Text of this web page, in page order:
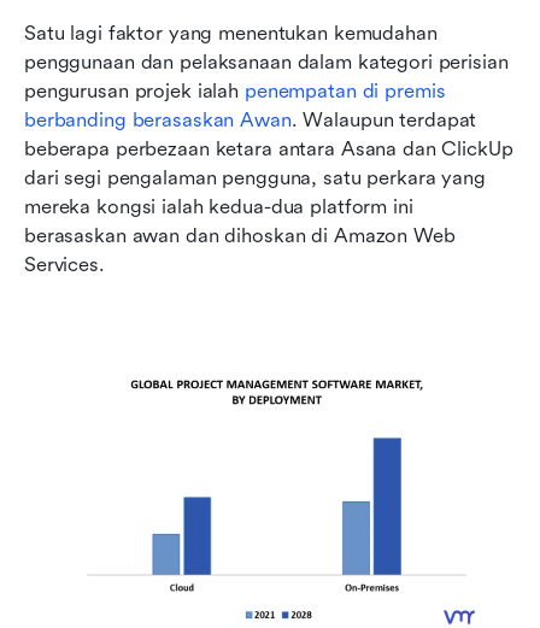
Satu lagi faktor yang menentukan kemudahan
penggunaan dan pelaksanaan dalam kategori perisian
pengurusan projek ialah penempatan di premis
berbanding berasaskan Awan. Walaupun terdapat
beberapa perbezaan ketara antara Asana dan ClickUp
dari segi pengalaman pengguna, satu perkara yang
mereka kongsi ialah kedua-dua platform ini
berasaskan awan dan dihoskan di Amazon Web
Services.